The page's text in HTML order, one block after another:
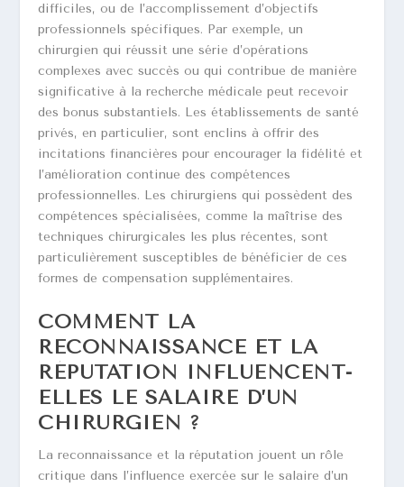
difficiles, ou de l’accomplissement d’objectifs
professionnels spécifiques. Par exemple, un
chirurgien qui réussit une série d’opérations
complexes avec succès ou qui contribue de manière
significative à la recherche médicale peut recevoir
des bonus substantiels. Les établissements de santé
privés, en particulier, sont enclins à offrir des
incitations financières pour encourager la fidélité et
l’amélioration continue des compétences
professionnelles. Les chirurgiens qui possèdent des
compétences spécialisées, comme la maîtrise des
techniques chirurgicales les plus récentes, sont
particulièrement susceptibles de bénéficier de ces
formes de compensation supplémentaires.
COMMENT LA
RECONNAISSANCE ET LA
RÉPUTATION INFLUENCENT-
ELLES LE SALAIRE D’UN
CHIRURGIEN ?
La reconnaissance et la réputation jouent un rôle
critique dans l’influence exercée sur le salaire d’un